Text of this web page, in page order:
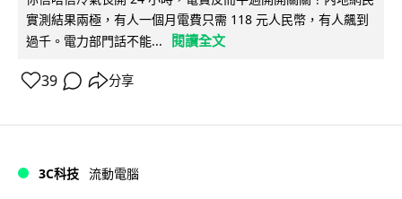
實測結果兩極，有人一個月電費只需 118 元人民幣，有人飆到
過千。電力部門話不能...
閱讀全文
39 分享
3C科技 流動電腦